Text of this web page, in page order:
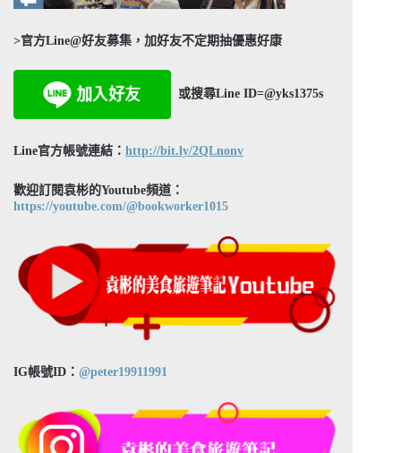
>官方Line@好友募集，加好友不定期抽優惠好康
或搜尋Line ID=@yks1375s
Line官方帳號連結： http://bit.ly/2QLnonv
歡迎訂閱袁彬的Youtube頻道：
https://youtube.com/@bookworker1015
IG帳號ID： @peter19911991